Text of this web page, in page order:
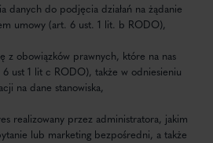
danych do podjęcia działań na żądanie
umowy (art. 6 ust. 1 lit. b RODO),
z obowiązków prawnych, które na nas
ust 1 lit c RODO), także w odniesieniu
na dane stanowiska,
realizowany przez administratora, jakim
lub marketing bezpośredni, a także